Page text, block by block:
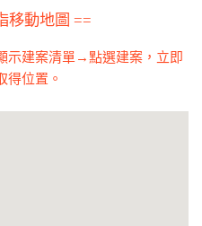
移動地圖 ==
示建案清單→點選建案，立即
得位置。